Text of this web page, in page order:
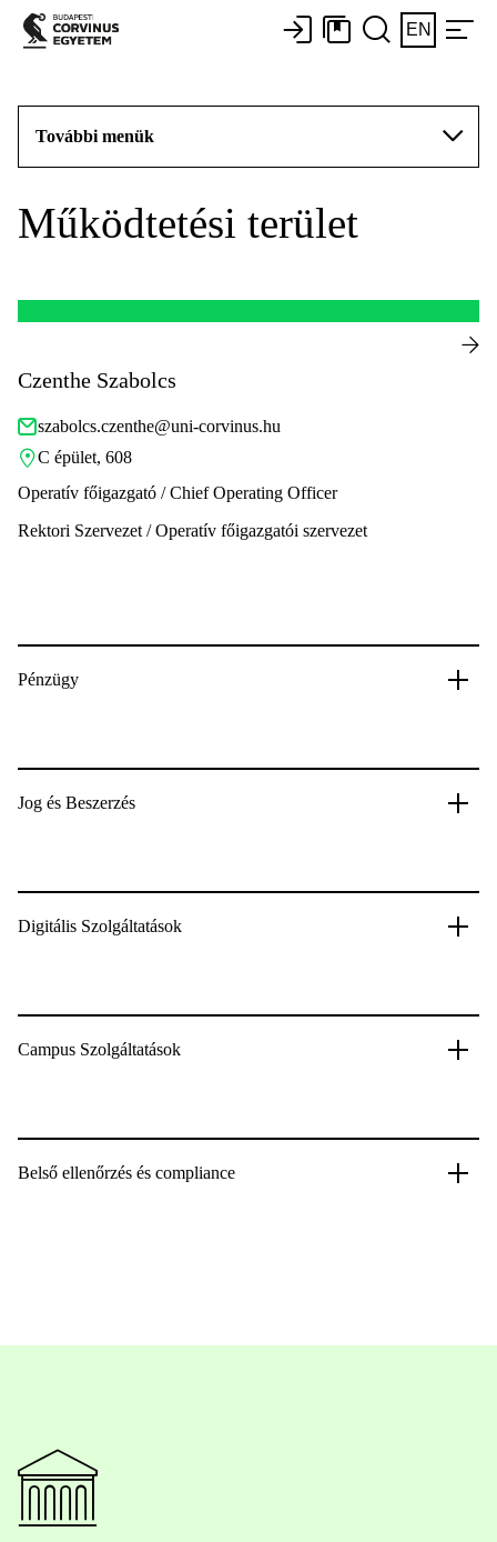
EN
További menük
Működtetési terület
Czenthe Szabolcs
szabolcs.czenthe@uni-corvinus.hu
C épület, 608
Operatív főigazgató / Chief Operating Officer
Rektori Szervezet / Operatív főigazgatói szervezet
Pénzügy
Jog és Beszerzés
Digitális Szolgáltatások
Campus Szolgáltatások
Belső ellenőrzés és compliance